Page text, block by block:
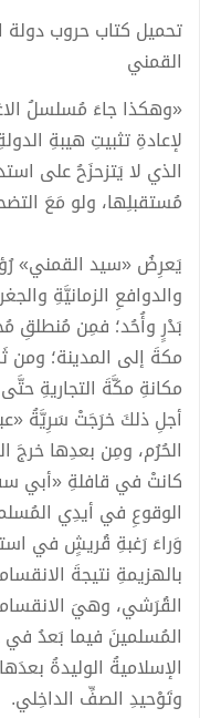
القمني
«وهكذا جاءَ مُسلسلُ
لإعادةِ تثبيتِ هيبةِ
الذي لا يَتزحزَحُ على
مُستقبلِها، ولو مَعَ
يَعرِضُ «سيد القمني»
والدوافعِ الزمانيَّةِ
بَدْرٍ وأُحُد؛ فمِن مُنطلقِ
مكةَ إلى المدينة؛
مكانةِ مكَّةَ التجاريةِ
أجلِ ذلكَ خرَجَتْ سَرِيَّةُ
الحُرُم، ومِن بعدِها خرجَ
كانتْ في قافلةِ «أبي
الوقوعِ في أيدِي
وَراءَ رَغبةِ قُريشٍ في
بالهزيمةِ نتيجةَ
القُرَشي، وهيَ
المُسلمينَ فيما بَعدُ
الإسلاميةُ الوليدةُ
وتَوْحيدِ الصفِّ الداخِلي.